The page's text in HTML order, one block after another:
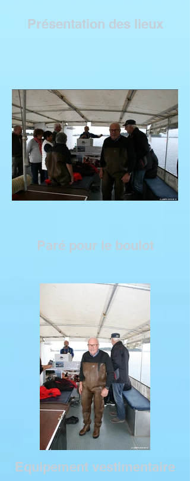
Présentation des lieux
Paré pour le boulot
Equipement vestimentaire